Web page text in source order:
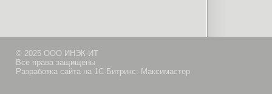
© 2025 ООО ИНЭК-ИТ
Все права защищены
Разработка сайта на 1С-Битрикс: Максимастер